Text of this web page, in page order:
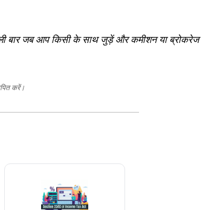
बार जब आप किसी के साथ जुड़ें और कमीशन या ब्रोकरेज
करें।